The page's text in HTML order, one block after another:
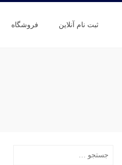
ثبت نام آنلاین فروشگاه